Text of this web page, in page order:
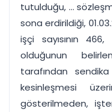
tutulduğu, ...
sona erdirildiği,
işçi sayısının
olduğunun
tarafından
kesinleşmesi
gösterilmeden,